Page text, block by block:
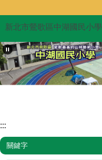
主
要
內
容
區
新北市鶯歌區中湖國民小學
:::